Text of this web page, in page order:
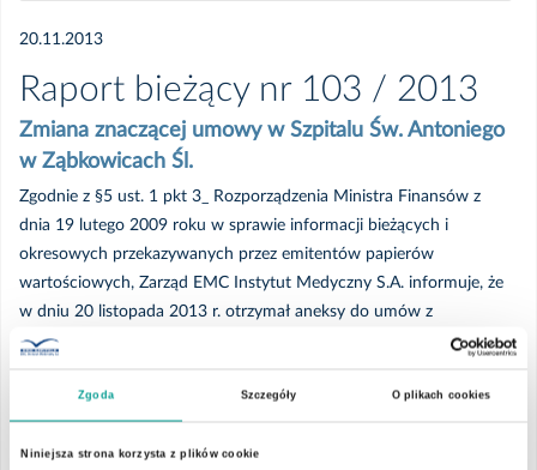
Zgoda Szczegóły O plikach cookies
Niniejsza strona korzysta z plików cookie
2026
Luty
2025
Lipiec
Czerwiec
Maj
20.11.2013
Raport bieżący nr 103 / 2013
Zmiana znaczącej umowy w Szpitalu Św. Antoniego
w Ząbkowicach Śl.
Zgodnie z §5 ust. 1 pkt 3_ Rozporządzenia Ministra Finansów z
dnia 19 lutego 2009 roku w sprawie informacji bieżących i
okresowych przekazywanych przez emitentów papierów
wartościowych, Zarząd EMC Instytut Medyczny S.A. informuje, że
w dniu 20 listopada 2013 r. otrzymał aneksy do umów z
Narodowym Funduszem Zdrowia – Dolnośląski Oddział
udzielania świadczeń opieki zdrowotnej w rodzajach leczenie
szpitalne i ambulatoryjna opieka zdrowotna w okresie od 1
stycznia do 31 grudnia 2013 roku.